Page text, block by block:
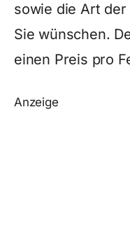
sowie die Art
Sie wünschen.
einen Preis pro
Anzeige